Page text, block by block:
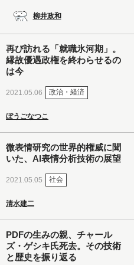
柳井政和
再び訪れる「就職氷河期」。
縁故優遇政権を終わらせるの
は今
2021.05.06 政治・経済
ぼうごなつこ
微表情研究の世界的権威に聞
いた、AI表情分析技術の展望
2021.05.05 社会
清水建二
PDFの生みの親、チャール
ズ・ゲシキ氏死去。その技術
と歴史を振り返る